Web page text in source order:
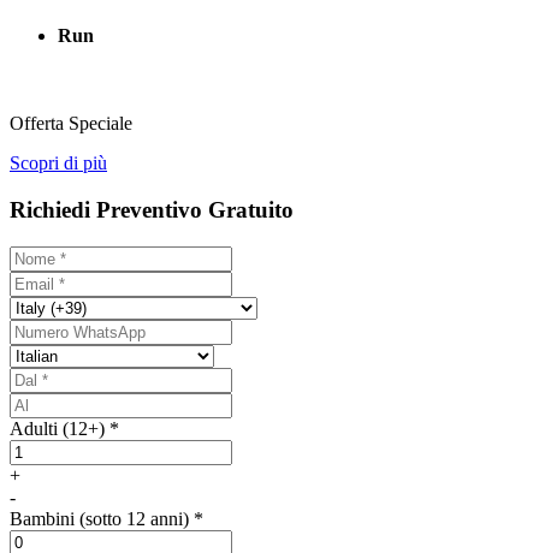
Run
Offerta Speciale
Scopri di più
Richiedi Preventivo Gratuito
Adulti (12+) *
+
-
Bambini (sotto 12 anni) *